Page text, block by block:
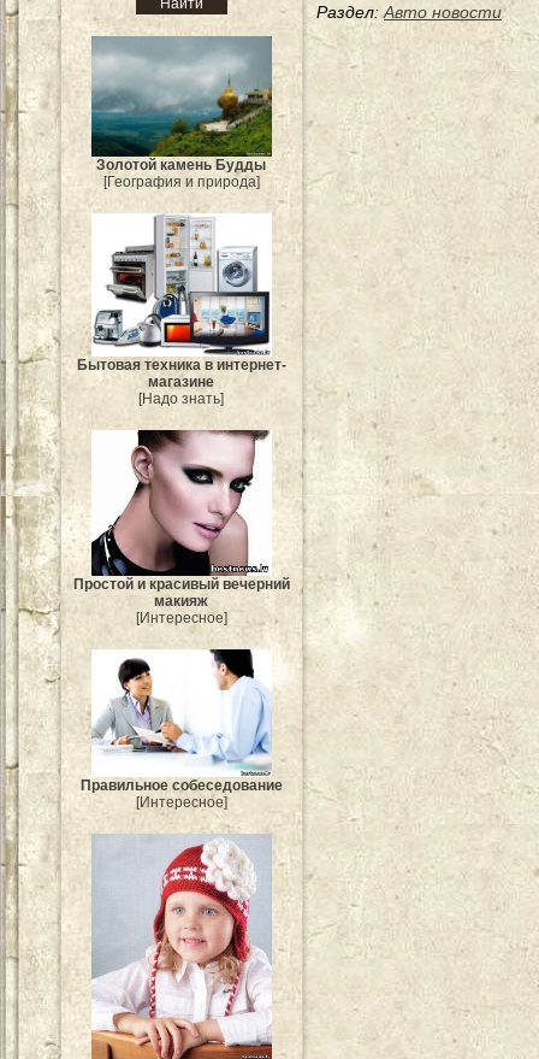
Золотой камень Будды
[География и природа]
Бытовая техника в интернет-
магазине
[Надо знать]
Простой и красивый вечерний
макияж
[Интересное]
Правильное собеседование
[Интересное]
Раздел: Авто новости